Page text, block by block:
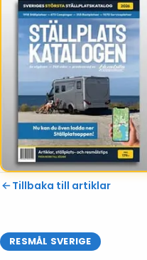
Tillbaka till artiklar
RESMÅL SVERIGE